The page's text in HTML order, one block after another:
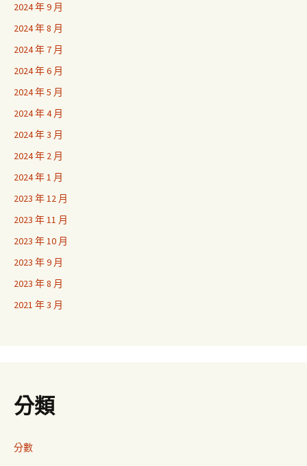
2024 年 9 月
2024 年 8 月
2024 年 7 月
2024 年 6 月
2024 年 5 月
2024 年 4 月
2024 年 3 月
2024 年 2 月
2024 年 1 月
2023 年 12 月
2023 年 11 月
2023 年 10 月
2023 年 9 月
2023 年 8 月
2021 年 3 月
分類
分數